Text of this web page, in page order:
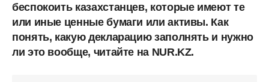
беспокоить казахстанцев, которые имеют те
или иные ценные бумаги или активы. Как
понять, какую декларацию заполнять и нужно
ли это вообще, читайте на NUR.KZ.